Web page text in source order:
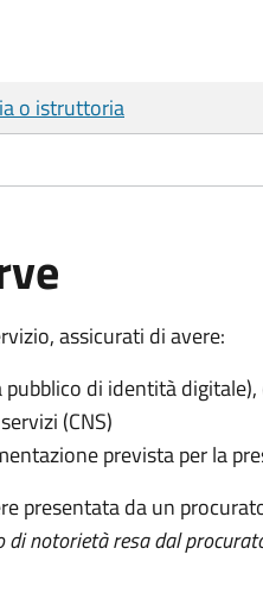
o istruttoria
assicurati di avere:
pubblico di identità
(CNS)
prevista per la
presentata da un
notorietà resa dal